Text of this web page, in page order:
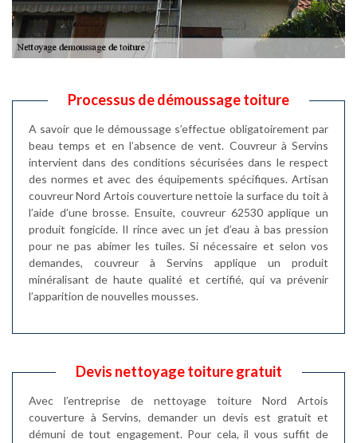
Processus de démoussage toiture
A savoir que le démoussage s’effectue obligatoirement par
beau temps et en l’absence de vent. Couvreur à Servins
intervient dans des conditions sécurisées dans le respect
des normes et avec des équipements spécifiques. Artisan
couvreur Nord Artois couverture nettoie la surface du toit à
l’aide d’une brosse. Ensuite, couvreur 62530 applique un
produit fongicide. Il rince avec un jet d’eau à bas pression
pour ne pas abimer les tuiles. Si nécessaire et selon vos
demandes, couvreur à Servins applique un produit
minéralisant de haute qualité et certifié, qui va prévenir
l’apparition de nouvelles mousses.
Devis nettoyage toiture gratuit
Avec l’entreprise de nettoyage toiture Nord Artois
couverture à Servins, demander un devis est gratuit et
démuni de tout engagement. Pour cela, il vous suffit de